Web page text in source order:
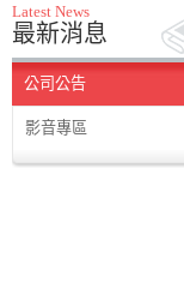
Latest News
最新消息
公司公告
影音專區